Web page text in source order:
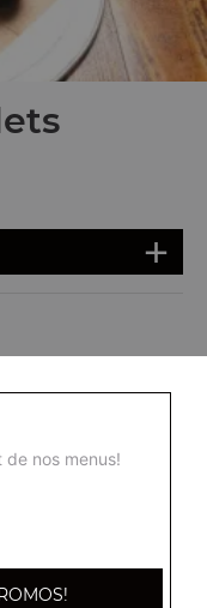
nos menus!